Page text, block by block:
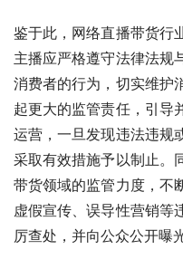
鉴于此，网络直播带货行
主播应严格遵守法律法规
消费者的行为，切实维护
起更大的监管责任，引导
运营，一旦发现违法违规
采取有效措施予以制止。
带货领域的监管力度，不
虚假宣传、误导性营销等
厉查处，并向公众公开曝